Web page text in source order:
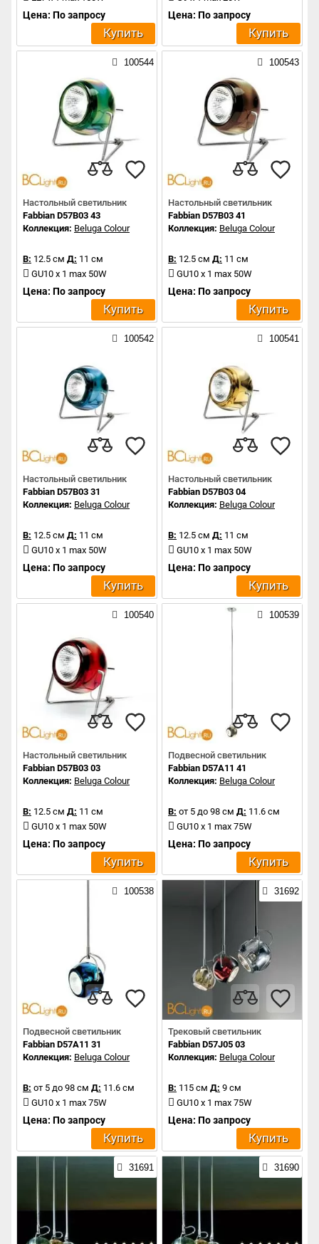
Цена: По запросу
Купить
Цена: По запросу
Купить
100544
Настольный светильник
Fabbian D57B03 43
Коллекция: Beluga Colour
В: 12.5 см Д: 11 см
GU10 x 1 max 50W
Цена: По запросу
Купить
100543
Настольный светильник
Fabbian D57B03 41
Коллекция: Beluga Colour
В: 12.5 см Д: 11 см
GU10 x 1 max 50W
Цена: По запросу
Купить
100542
Настольный светильник
Fabbian D57B03 31
Коллекция: Beluga Colour
В: 12.5 см Д: 11 см
GU10 x 1 max 50W
Цена: По запросу
Купить
100541
Настольный светильник
Fabbian D57B03 04
Коллекция: Beluga Colour
В: 12.5 см Д: 11 см
GU10 x 1 max 50W
Цена: По запросу
Купить
100540
Настольный светильник
Fabbian D57B03 03
Коллекция: Beluga Colour
В: 12.5 см Д: 11 см
GU10 x 1 max 50W
Цена: По запросу
Купить
100539
Подвесной светильник
Fabbian D57A11 41
Коллекция: Beluga Colour
В: от 5 до 98 см Д: 11.6 см
GU10 x 1 max 75W
Цена: По запросу
Купить
100538
Подвесной светильник
Fabbian D57A11 31
Коллекция: Beluga Colour
В: от 5 до 98 см Д: 11.6 см
GU10 x 1 max 75W
Цена: По запросу
Купить
31692
Трековый светильник
Fabbian D57J05 03
Коллекция: Beluga Colour
В: 115 см Д: 9 см
GU10 x 1 max 75W
Цена: По запросу
Купить
31691 31690